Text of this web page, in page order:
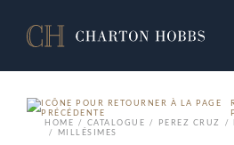
HOME
CATALOGUE PEREZ CRUZ
MILLÉSIMES